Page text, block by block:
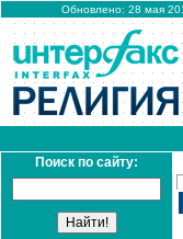
Обновлено: 28 мая
Поиск по сайту: